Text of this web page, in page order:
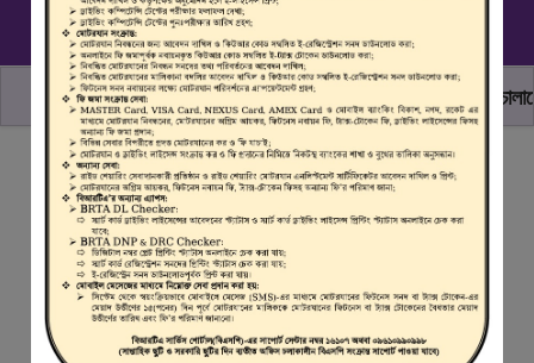
ছাত্র জনতার অঙ্গীকার, নিরাপদ সড়ক হোক সবার মোটরযান
বিআরটিএ সার্ভিস পোর্টালে
স্বাগতম
বিআরটিএ সার্ভিস পোর্টাল (বিএসপি) বাংলাদেশ রোড ট্রান্সপোর্ট অথরিটি
(বিআরটিএ) এর একটি অনলাইন সেবা প্রদানের মাধ্যম যেখানে ড্রাইভার,